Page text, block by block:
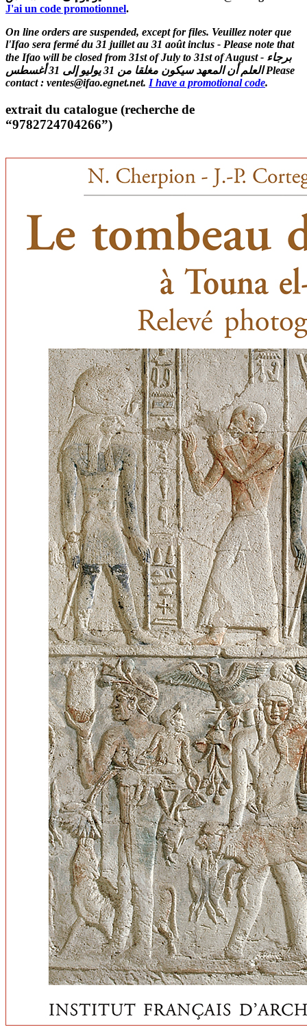
J'ai un code promotionnel.
On line orders are suspended, except for files. Veuillez noter que
l'Ifao sera fermé du 31 juillet au 31 août inclus - Please note that
the Ifao will be closed from 31st of July to 31st of August - برجاء
العلم أن المعهد سيكون مغلقا من 31 يوليو إلى 31 أغسطس Please
contact : ventes@ifao.egnet.net. I have a promotional code.
extrait du catalogue (recherche de
“9782724704266”)